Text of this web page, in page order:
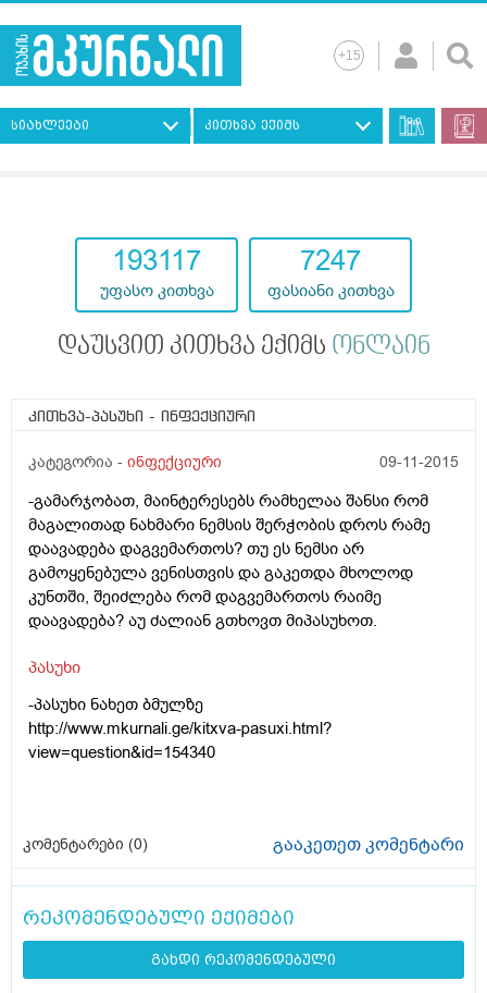
სიახლეები კითხვა ექიმს
193117
უფასო კითხვა
7247
ფასიანი კითხვა
დაუსვით კითხვა ექიმს ონლაინ
კითხვა-პასუხი - ინფექციური
კატეგორია - ინფექციური 09-11-2015
-გამარჯობათ, მაინტერესებს რამხელაა შანსი რომ
მაგალითად ნახმარი ნემსის შერჭობის დროს რამე
დაავადება დაგვემართოს? თუ ეს ნემსი არ
გამოყენებულა ვენისთვის და გაკეთდა მხოლოდ
კუნთში, შეიძლება რომ დაგვემართოს რაიმე
დაავადება? აუ ძალიან გთხოვთ მიპასუხოთ.
პასუხი
-პასუხი ნახეთ ბმულზე
http://www.mkurnali.ge/kitxva-pasuxi.html?
view=question&id=154340
კომენტარები (0) გააკეთეთ კომენტარი
რეკომენდებული ექიმები
გახდი რეკომენდებული